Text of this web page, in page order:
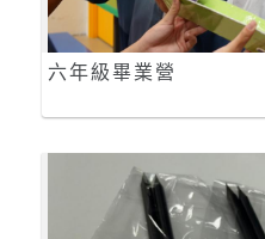
六年級畢業營